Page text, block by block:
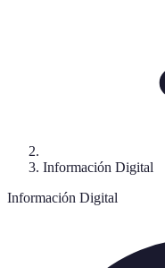
Información Digital
Información Digital